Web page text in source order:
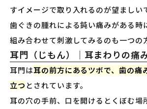
すイメージで取り入れるのが望ましい
歯ぐきの腫れによる鈍い痛みがある時
組み合わせて刺激してみるのも一つの
耳門（じもん）｜耳まわりの痛
耳門は耳の前方にあるツボで、歯の痛
立つ とされています。
耳の穴の手前、口を開けるとくぼむ場